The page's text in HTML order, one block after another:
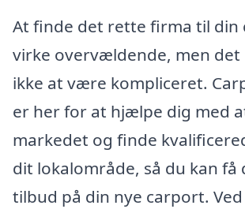
At finde det rette firma til din
virke overvældende, men det
ikke at være kompliceret.
er her for at hjælpe dig med
markedet og finde
dit lokalområde, så du kan få
tilbud på din nye carport.